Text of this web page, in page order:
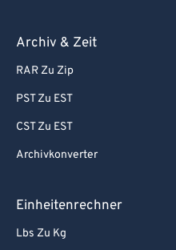
Archiv & Zeit
RAR Zu Zip
PST Zu EST
CST Zu EST
Archivkonverter
Einheitenrechner
Lbs Zu Kg